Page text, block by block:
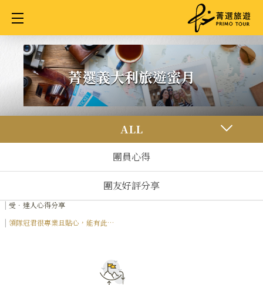
菁選義大利旅遊蜜月
ALL
團員心得
團友好評分享
受．達人心得分享
領隊冠君很專業且貼心，能有此領